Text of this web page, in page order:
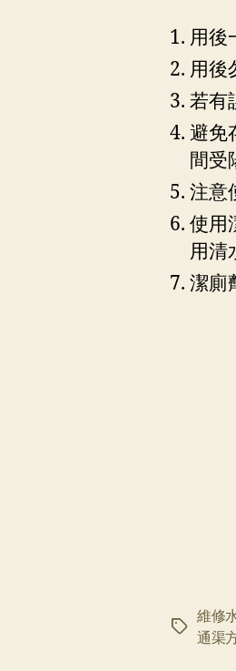
用後
用後
若有
避免
間受
注意
使用
用清
潔廁
标
維修
通渠